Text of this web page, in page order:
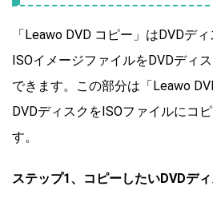
「Leawo DVD コピー」はDVDデ
ISOイメージファイルをDVDディ
できます。この部分は「Leawo
DVDディスクをISOファイルにコ
す。
ステップ1、コピーしたいDVDデ